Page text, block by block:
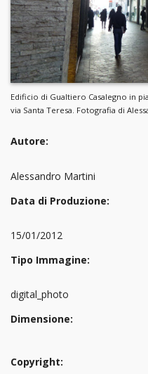
Edificio di Gualtiero Casalegno in
via Santa Teresa. Fotografia di
Autore:
Alessandro Martini
Data di Produzione:
15/01/2012
Tipo Immagine:
digital_photo
Dimensione:
Copyright: